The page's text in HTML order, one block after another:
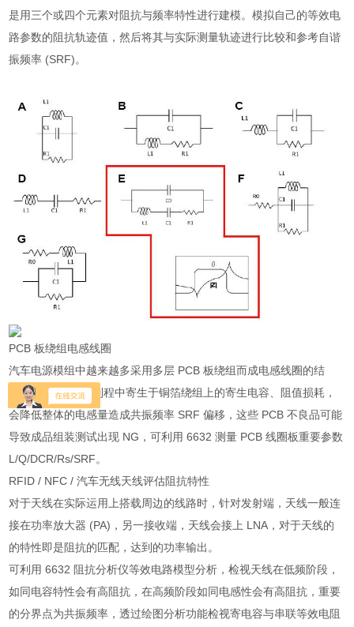
是用三个或四个元素对阻抗与频率特性进行建模。模拟自己的等效电
路参数的阻抗轨迹值，然后将其与实际测量轨迹进行比较和参考自谐
振频率 (SRF)。
PCB 板绕组电感线圈
汽车电源模组中越来越多采用多层 PCB 板绕组而成电感线圈的结
构，因 PCB 蚀刻制程中寄生于铜箔绕组上的寄生电容、阻值损耗，
会降低整体的电感量造成共振频率 SRF 偏移，这些 PCB 不良品可能
导致成品组装测试出现 NG，可利用 6632 测量 PCB 线圈板重要参数
L/Q/DCR/Rs/SRF。
RFID / NFC / 汽车无线天线评估阻抗特性
对于天线在实际运用上搭载周边的线路时，针对发射端，天线一般连
接在功率放大器 (PA)，另一接收端，天线会接上 LNA，对于天线的
的特性即是阻抗的匹配，达到的功率输出。
可利用 6632 阻抗分析仪等效电路模型分析，检视天线在低频阶段，
如同电容特性会有高阻抗，在高频阶段如同电感性会有高阻抗，重要
的分界点为共振频率，透过绘图分析功能检视寄电容与串联等效电阻